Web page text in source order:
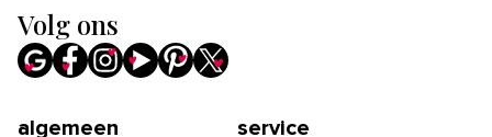
Volg ons
algemeen
service